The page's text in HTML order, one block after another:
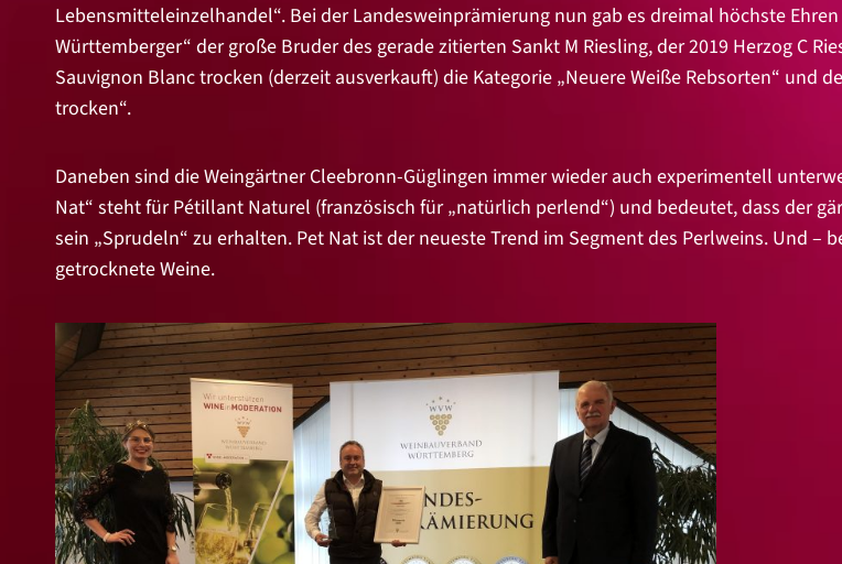
Lebensmitteleinzelhandel“. Bei der Landesweinprämierung nun gab es dreimal höchste
Württemberger“ der große Bruder des gerade zitierten Sankt M Riesling, der 2019 Herzog C
Sauvignon Blanc trocken (derzeit ausverkauft) die Kategorie „Neuere Weiße Rebsorten“ und
trocken“.
Daneben sind die Weingärtner Cleebronn-Güglingen immer wieder auch experimentell
Nat“ steht für Pétillant Naturel (französisch für „natürlich perlend“) und bedeutet, dass der
sein „Sprudeln“ zu erhalten. Pet Nat ist der neueste Trend im Segment des Perlweins. Und –
getrocknete Weine.